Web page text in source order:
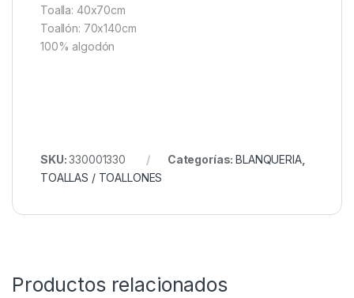
Toalla: 40x70cm
Toallón: 70x140cm
100% algodón
SKU:330001330 Categorías:BLANQUERIA,
TOALLAS / TOALLONES
Productos relacionados